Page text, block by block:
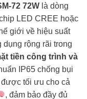
72 72W là dòng
LED CREE hoặc
giới về hiệu suất
rộng rãi trong
tiền công trình và
IP65 chống bụi
tối ưu cho cả
, đảm bảo đầy đủ